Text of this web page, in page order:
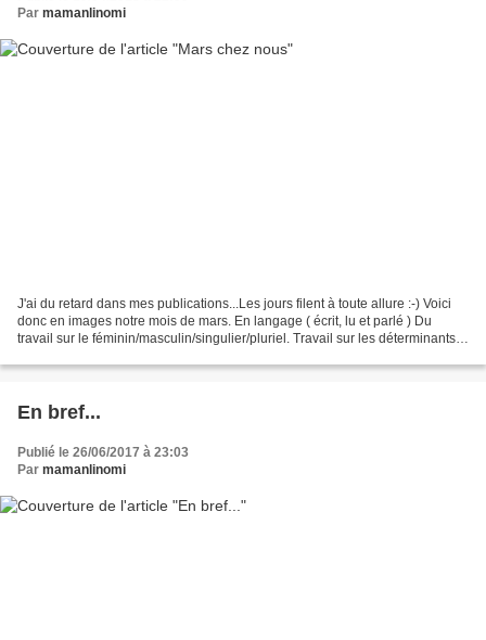
Par mamanlinomi
J'ai du retard dans mes publications...Les jours filent à toute allure :-) Voici
donc en images notre mois de mars. En langage ( écrit, lu et parlé ) Du
travail sur le féminin/masculin/singulier/pluriel. Travail sur les déterminants.
En bref...
Publié le 26/06/2017 à 23:03
Par mamanlinomi